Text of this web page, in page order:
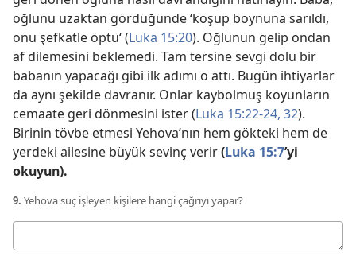
oğlunu uzaktan gördüğünde ‘koşup boynuna sarıldı,
onu şefkatle öptü‘ (Luka 15:20). Oğlunun gelip ondan
af dilemesini beklemedi. Tam tersine sevgi dolu bir
babanın yapacağı gibi ilk adımı o attı. Bugün ihtiyarlar
da aynı şekilde davranır. Onlar kaybolmuş koyunların
cemaate geri dönmesini ister (Luka 15:22-24, 32).
Birinin tövbe etmesi Yehova’nın hem gökteki hem de
yerdeki ailesine büyük sevinç verir(Luka 15:7’yi
okuyun).
9. Yehova suç işleyen kişilere hangi çağrıyı yapar?